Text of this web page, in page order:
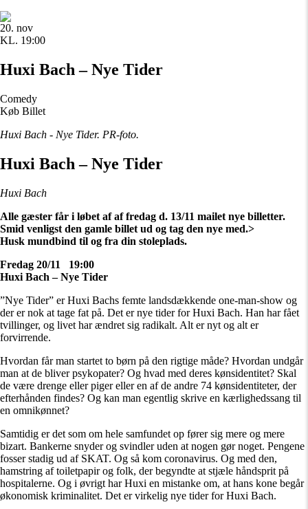
20. nov
KL. 19:00
Huxi Bach – Nye Tider
Comedy
Køb Billet
Huxi Bach - Nye Tider. PR-foto.
Huxi Bach – Nye Tider
Huxi Bach
Alle gæster får i løbet af af fredag d. 13/11 mailet nye billetter.
Smid venligst den gamle billet ud og tag den nye med.>
Husk mundbind til og fra din stoleplads.
Fredag 20/11 19:00
Huxi Bach – Nye Tider
”Nye Tider” er Huxi Bachs femte landsdækkende one-man-show og
der er nok at tage fat på. Det er nye tider for Huxi Bach. Han har fået
tvillinger, og livet har ændret sig radikalt. Alt er nyt og alt er
forvirrende.
Hvordan får man startet to børn på den rigtige måde? Hvordan undgår
man at de bliver psykopater? Og hvad med deres kønsidentitet? Skal
de være drenge eller piger eller en af de andre 74 kønsidentiteter, der
efterhånden findes? Og kan man egentlig skrive en kærlighedssang til
en omnikønnet?
Samtidig er det som om hele samfundet op fører sig mere og mere
bizart. Bankerne snyder og svindler uden at nogen gør noget. Pengene
fosser stadig ud af SKAT. Og så kom coronavirus. Og med den,
hamstring af toiletpapir og folk, der begyndte at stjæle håndsprit på
hospitalerne. Og i øvrigt har Huxi en mistanke om, at hans kone begår
økonomisk kriminalitet. Det er virkelig nye tider for Huxi Bach.